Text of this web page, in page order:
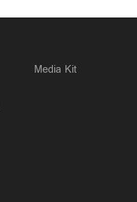
Media Kit